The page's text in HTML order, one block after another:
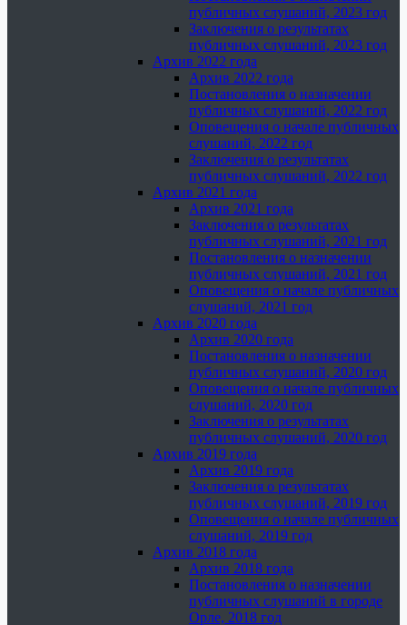
публичных слушаний, 2023 год
Заключения о результатах
публичных слушаний, 2023 год
Архив 2022 года
Архив 2022 года
Постановления о назначении
публичных слушаний, 2022 год
Оповещения о начале публичных
слушаний, 2022 год
Заключения о результатах
публичных слушаний, 2022 год
Архив 2021 года
Архив 2021 года
Заключения о результатах
публичных слушаний, 2021 год
Постановления о назначении
публичных слушаний, 2021 год
Оповещения о начале публичных
слушаний, 2021 год
Архив 2020 года
Архив 2020 года
Постановления о назначении
публичных слушаний, 2020 год
Оповещения о начале публичных
слушаний, 2020 год
Заключения о результатах
публичных слушаний, 2020 год
Архив 2019 года
Архив 2019 года
Заключения о результатах
публичных слушаний, 2019 год
Оповещения о начале публичных
слушаний, 2019 год
Архив 2018 года
Архив 2018 года
Постановления о назначении
публичных слушаний в городе
Орле, 2018 год